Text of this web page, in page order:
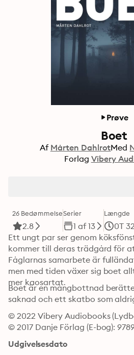
Prøve
Boet
Af Mårten DahlrotMed
Forlag Vibery
26 Bedømmelse
2.8
Serier
1 af 13
Længde
0T
Ett ungt par ser genom
kommer till deras trädgård för
Fåglarnas samarbete är
men med tiden växer sig boet
Boet är en mångbottnad
saknad och ett skatbo som
© 2022 Vibery Audiobooks
© 2017 Danje Förlag (E-bog):
Udgivelsesdato